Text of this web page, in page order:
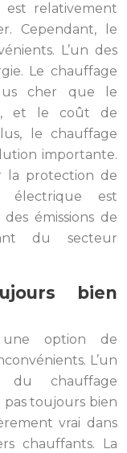
relativement
Cependant, le
L’un des
Le chauffage
cher que le
et le coût de
le chauffage
importante.
la protection de
électrique est
émissions de
du secteur
bien
option de
L’un
du chauffage
toujours bien
vrai dans
chauffants. La